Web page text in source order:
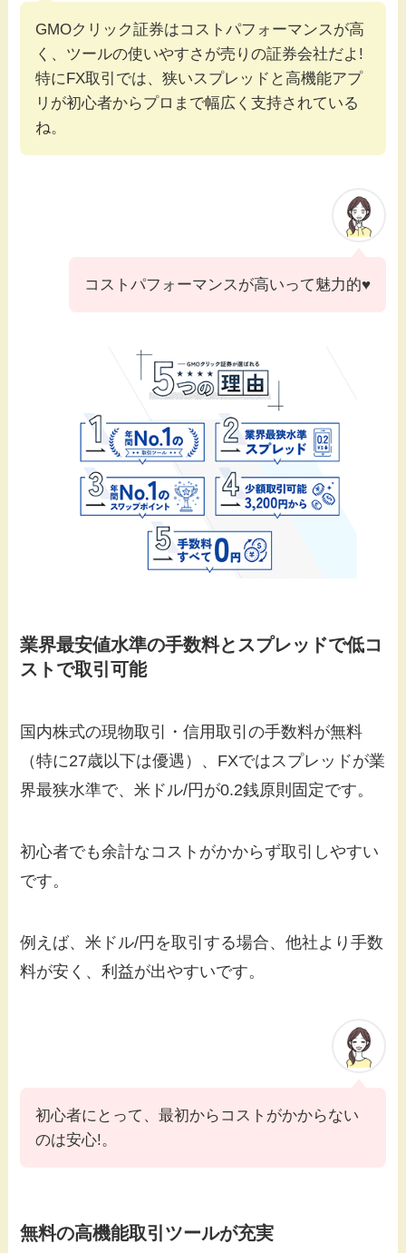
GMOクリック証券はコストパフォーマンスが高
く、ツールの使いやすさが売りの証券会社だよ!
特にFX取引では、狭いスプレッドと高機能アプ
リが初心者からプロまで幅広く支持されている
ね。
コストパフォーマンスが高いって魅力的♥
業界最安値水準の手数料とスプレッドで低コ
ストで取引可能
国内株式の現物取引・信用取引の手数料が無料
（特に27歳以下は優遇）、FXではスプレッドが業
界最狭水準で、米ドル/円が0.2銭原則固定です。
初心者でも余計なコストがかからず取引しやすい
です。
例えば、米ドル/円を取引する場合、他社より手数
料が安く、利益が出やすいです。
初心者にとって、最初からコストがかからない
のは安心!。
無料の高機能取引ツールが充実